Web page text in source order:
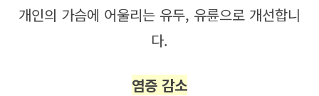
개인의 가슴에 어울리는 유두, 유륜으로 개선합니
다.
염증 감소